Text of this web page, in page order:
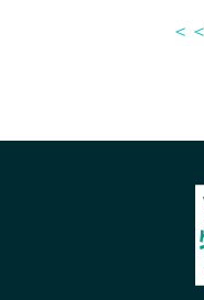
＜＜